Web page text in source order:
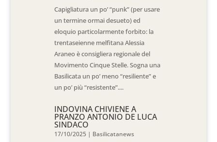
Capigliatura un po’ “punk” (per usare
un termine ormai desueto) ed
eloquio particolarmente forbito: la
trentaseienne melfitana Alessia
Araneo è consigliera regionale del
Movimento Cinque Stelle. Sogna una
Basilicata un po’ meno “resiliente” e
un po’ più “resistente”....
INDOVINA CHIVIENE A
PRANZO ANTONIO DE LUCA
SINDACO
17/10/2025 | Basilicatanews